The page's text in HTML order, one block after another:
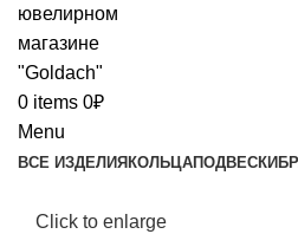
0 items 0₽
Menu
ВСЕ ИЗДЕЛИЯ КОЛЬЦАПОДВЕСКИ
Click to enlarge